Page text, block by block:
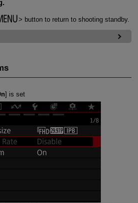
button to return to shooting standby.
] is set